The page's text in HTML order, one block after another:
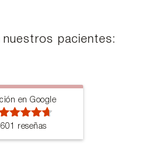
nuestros pacientes:
en Google
reseñas